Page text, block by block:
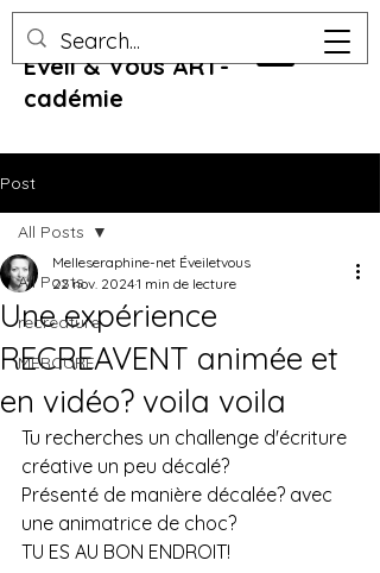
Eveil & Vous ART-
cadémie
Post
All Posts
recreature
MERCURE
All Posts
Une expérience
RECREAVENT animée et
en vidéo? voila voila
Melleseraphine-net Éveiletvous
22 nov. 20241 min de lecture
Tu recherches un challenge d'écriture
créative un peu décalé?
Présenté de manière décalée? avec
une animatrice de choc?
TU ES AU BON ENDROIT!